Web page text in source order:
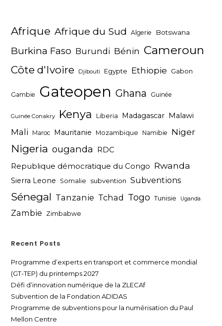
Afrique Afrique du Sud Algerie Botswana
Burkina Faso Burundi Bénin Cameroun
Côte d'Ivoire Djibouti Egypte Ethiopie Gabon
Gambie Gateopen Ghana Guinée
Guinée Conakry Kenya Liberia Madagascar Malawi
Mali Maroc Mauritanie Mozambique Namibie Niger
Nigeria ouganda
RDC
Republique démocratique du Congo Rwanda
Sierra Leone Somalie subvention Subventions
Sénegal Tanzanie Tchad Togo Tunisie Uganda
Zambie Zimbabwe
Recent Posts
Programme d’experts en transport et commerce mondial
(GT-TEP) du printemps 2027
Défi d’innovation numérique de la ZLECAf
Subvention de la Fondation ADIDAS
Programme de subventions pour la numérisation du Paul
Mellon Centre